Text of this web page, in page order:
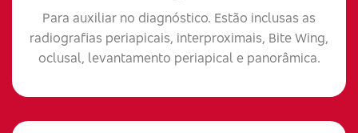
Para auxiliar no diagnóstico. Estão inclusas as
radiografias periapicais, interproximais, Bite Wing,
oclusal, levantamento periapical e panorâmica.